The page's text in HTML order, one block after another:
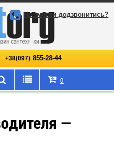
+38(097) 855-28-44
Не змогли додзвонитись?
0
—